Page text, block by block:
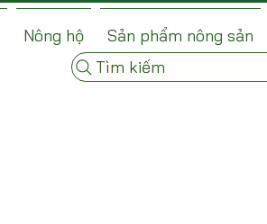
Nông hộ Sản phẩm nông sản
Tìm kiếm